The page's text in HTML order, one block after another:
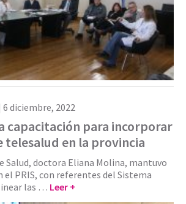
6 diciembre, 2022
capacitación para incorporar
telesalud en la provincia
Salud, doctora Eliana Molina, mantuvo
el PRIS, con referentes del Sistema
las … Leer +